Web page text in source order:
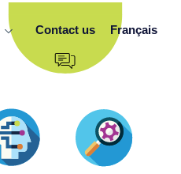
Contact us Français